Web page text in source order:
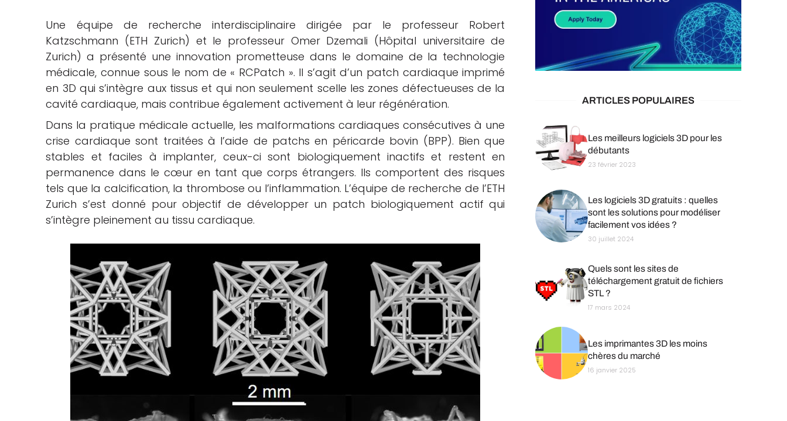
Une équipe de recherche interdisciplinaire dirigée par le professeur Robert
Katzschmann (ETH Zurich) et le professeur Omer Dzemali (Hôpital universitaire de
Zurich) a présenté une innovation prometteuse dans le domaine de la technologie
médicale, connue sous le nom de « RCPatch ». Il s’agit d’un patch cardiaque imprimé
en 3D qui s’intègre aux tissus et qui non seulement scelle les zones défectueuses de la
cavité cardiaque, mais contribue également activement à leur régénération.
Dans la pratique médicale actuelle, les malformations cardiaques consécutives à une
crise cardiaque sont traitées à l’aide de patchs en péricarde bovin (BPP). Bien que
stables et faciles à implanter, ceux-ci sont biologiquement inactifs et restent en
permanence dans le cœur en tant que corps étrangers. Ils comportent des risques
tels que la calcification, la thrombose ou l’inflammation. L’équipe de recherche de l’ETH
Zurich s’est donné pour objectif de développer un patch biologiquement actif qui
s’intègre pleinement au tissu cardiaque.
ARTICLES POPULAIRES
Les meilleurs logiciels 3D pour les
débutants
23 février 2023
Les logiciels 3D gratuits : quelles
sont les solutions pour modéliser
facilement vos idées ?
30 juillet 2024
Quels sont les sites de
téléchargement gratuit de fichiers
STL ?
17 mars 2024
Les imprimantes 3D les moins
chères du marché
16 janvier 2025